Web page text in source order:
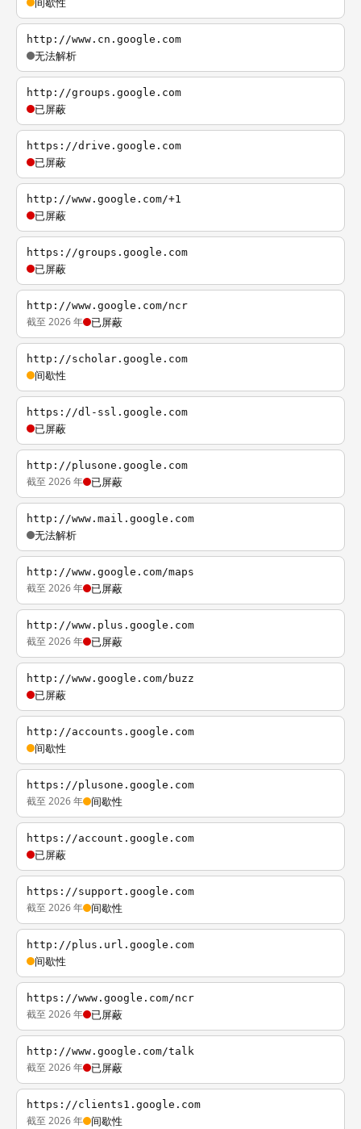
http://www.cn.google.com
无法解析
http://groups.google.com
已屏蔽
https://drive.google.com
已屏蔽
http://www.google.com/+1
已屏蔽
https://groups.google.com
已屏蔽
http://www.google.com/ncr
截至 2026 年 已屏蔽
http://scholar.google.com
间歇性
https://dl-ssl.google.com
已屏蔽
http://plusone.google.com
截至 2026 年 已屏蔽
http://www.mail.google.com
无法解析
http://www.google.com/maps
截至 2026 年 已屏蔽
http://www.plus.google.com
截至 2026 年 已屏蔽
http://www.google.com/buzz
已屏蔽
http://accounts.google.com
间歇性
https://plusone.google.com
截至 2026 年 间歇性
https://account.google.com
已屏蔽
https://support.google.com
截至 2026 年 间歇性
http://plus.url.google.com
间歇性
https://www.google.com/ncr
截至 2026 年 已屏蔽
http://www.google.com/talk
截至 2026 年 已屏蔽
https://clients1.google.com
截至 2026 年 间歇性